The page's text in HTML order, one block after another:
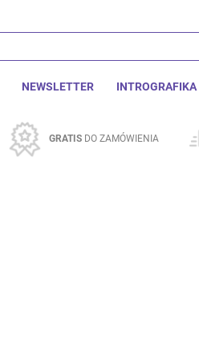
NEWSLETTER INTROGRAFIKA
GRATIS DO ZAMÓWIENIA